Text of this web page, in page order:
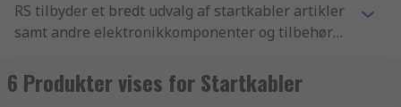
RS tilbyder et bredt udvalg af startkabler artikler
samt andre elektronikkomponenter og tilbehør
konkurrencedygtige priser, industri-godkendte
produkter og det høje niveau af kundeservice
6 Produkter vises for Startkabler